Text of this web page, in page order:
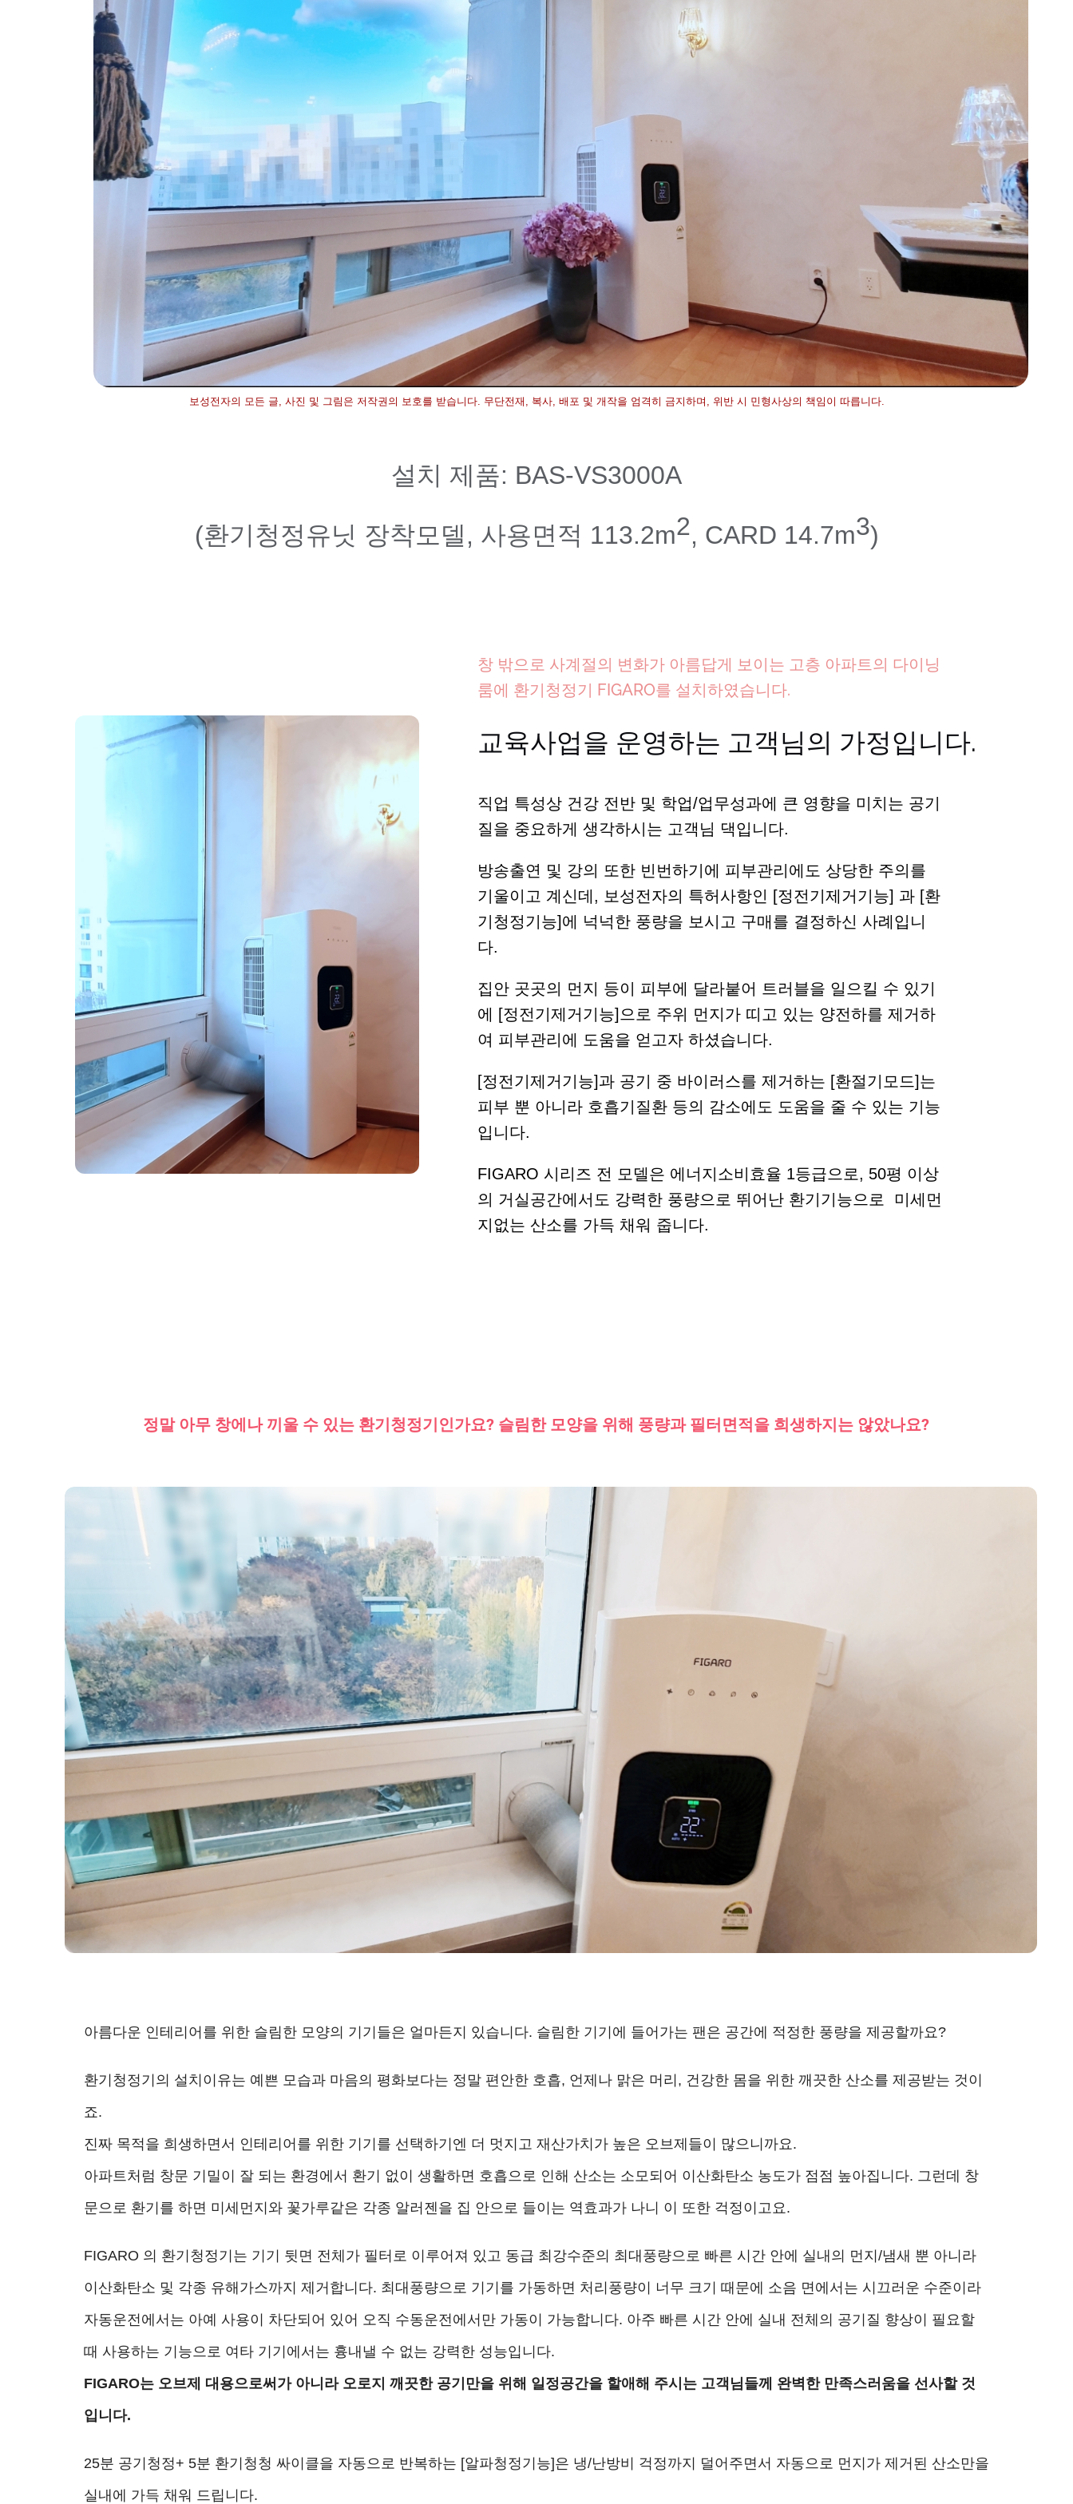
보성전자의 모든 글, 사진 및 그림은 저작권의 보호를 받습니다. 무단전재, 복사, 배포 및 개작을 엄격히 금지하며, 위반 시 민형사상의 책임이 따릅니다.
설치 제품: BAS-VS3000A
(환기청정유닛 장착모델, 사용면적 113.2m2, CARD 14.7m3)
창 밖으로 사계절의 변화가 아름답게 보이는 고층 아파트의 다이닝
룸에 환기청정기 FIGARO를 설치하였습니다.
교육사업을 운영하는 고객님의 가정입니다.
직업 특성상 건강 전반 및 학업/업무성과에 큰 영향을 미치는 공기
질을 중요하게 생각하시는 고객님 댁입니다.
방송출연 및 강의 또한 빈번하기에 피부관리에도 상당한 주의를
기울이고 계신데, 보성전자의 특허사항인 [정전기제거기능] 과 [환
기청정기능]에 넉넉한 풍량을 보시고 구매를 결정하신 사례입니
다.
집안 곳곳의 먼지 등이 피부에 달라붙어 트러블을 일으킬 수 있기
에 [정전기제거기능]으로 주위 먼지가 띠고 있는 양전하를 제거하
여 피부관리에 도움을 얻고자 하셨습니다.
[정전기제거기능]과 공기 중 바이러스를 제거하는 [환절기모드]는
피부 뿐 아니라 호흡기질환 등의 감소에도 도움을 줄 수 있는 기능
입니다.
FIGARO 시리즈 전 모델은 에너지소비효율 1등급으로, 50평 이상
의 거실공간에서도 강력한 풍량으로 뛰어난 환기기능으로 미세먼
지없는 산소를 가득 채워 줍니다.
정말 아무 창에나 끼울 수 있는 환기청정기인가요? 슬림한 모양을 위해 풍량과 필터면적을 희생하지는 않았나요?
아름다운 인테리어를 위한 슬림한 모양의 기기들은 얼마든지 있습니다. 슬림한 기기에 들어가는 팬은 공간에 적정한 풍량을 제공할까요?
환기청정기의 설치이유는 예쁜 모습과 마음의 평화보다는 정말 편안한 호흡, 언제나 맑은 머리, 건강한 몸을 위한 깨끗한 산소를 제공받는 것이
죠.
진짜 목적을 희생하면서 인테리어를 위한 기기를 선택하기엔 더 멋지고 재산가치가 높은 오브제들이 많으니까요.
아파트처럼 창문 기밀이 잘 되는 환경에서 환기 없이 생활하면 호흡으로 인해 산소는 소모되어 이산화탄소 농도가 점점 높아집니다. 그런데 창
문으로 환기를 하면 미세먼지와 꽃가루같은 각종 알러젠을 집 안으로 들이는 역효과가 나니 이 또한 걱정이고요.
FIGARO 의 환기청정기는 기기 뒷면 전체가 필터로 이루어져 있고 동급 최강수준의 최대풍량으로 빠른 시간 안에 실내의 먼지/냄새 뿐 아니라
이산화탄소 및 각종 유해가스까지 제거합니다. 최대풍량으로 기기를 가동하면 처리풍량이 너무 크기 때문에 소음 면에서는 시끄러운 수준이라
자동운전에서는 아예 사용이 차단되어 있어 오직 수동운전에서만 가동이 가능합니다. 아주 빠른 시간 안에 실내 전체의 공기질 향상이 필요할
때 사용하는 기능으로 여타 기기에서는 흉내낼 수 없는 강력한 성능입니다.
FIGARO는 오브제 대용으로써가 아니라 오로지 깨끗한 공기만을 위해 일정공간을 할애해 주시는 고객님들께 완벽한 만족스러움을 선사할 것
입니다.
25분 공기청정+ 5분 환기청청 싸이클을 자동으로 반복하는 [알파청정기능]은 냉/난방비 걱정까지 덜어주면서 자동으로 먼지가 제거된 산소만을
실내에 가득 채워 드립니다.